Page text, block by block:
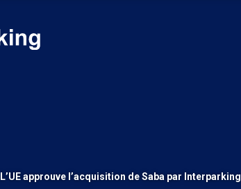
L’UE approuve l’acquisition de Saba par Interparking